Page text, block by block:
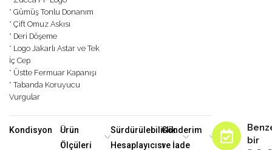
* Gümüş Tonlu Donanım
* Çift Omuz Askısı
* Deri Döşeme
* Logo Jakarlı Astar ve Tek
İç Cep
* Üstte Fermuar Kapanışı
* Tabanda Koruyucu
Vurgular
Kondisyon
Ürün
Ölçüleri
Sürdürülebilirlik
Hesaplayıcısı
Gönderim
ve İade
bir